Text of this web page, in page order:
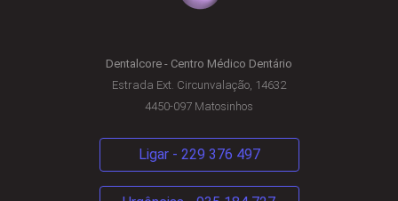
Dentalcore - Centro Médico Dentário
Estrada Ext. Circunvalação, 14632
4450-097 Matosinhos
Ligar - 229 376 497